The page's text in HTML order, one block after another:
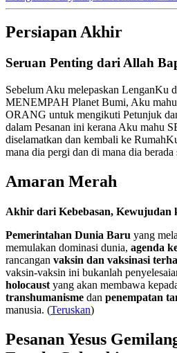
Persiapan Akhir
Seruan Penting dari Allah
Sebelum Aku melepaskan LenganKu
MENEMPAH Planet Bumi, Aku
ORANG untuk mengikuti Petunjuk
dalam Pesanan ini kerana Aku mahu
diselamatkan dan kembali ke
mana dia pergi dan di mana dia berada
Amaran Merah
Akhir dari Kebebasan, Kewujudan
Pemerintahan Dunia Baru yang
memulakan dominasi dunia, agenda
rancangan vaksin dan vaksinasi
vaksin-vaksin ini bukanlah
holocaust yang akan membawa
transhumanisme dan penempatan
manusia. (Teruskan)
Pesanan Yesus